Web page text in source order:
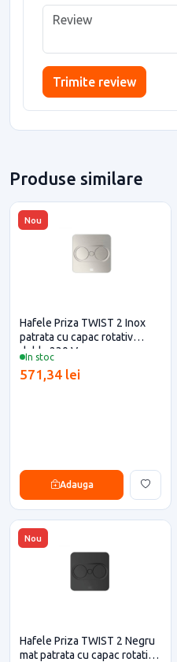
Trimite review
Produse similare
Nou
In stoc
Hafele Priza TWIST 2 Inox
patrata cu capac rotativ
dubla 230 V
571,34 lei
Adauga
Nou
Hafele Priza TWIST 2 Negru
mat patrata cu capac rotativ